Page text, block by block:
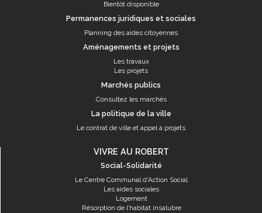
Bientôt disponible
Permanences juridiques et sociales
Planning des aides citoyennes
Aménagements et projets
Les travaux
Les projets
Marchés publics
Consultez les marchés
La politique de la ville
Le contrat de ville et appel à projets
VIVRE AU ROBERT
Social-Solidarité
Le Centre Communal d'Action Social
Les aides sociales
Logement
Résorption de l’habitat insalubre